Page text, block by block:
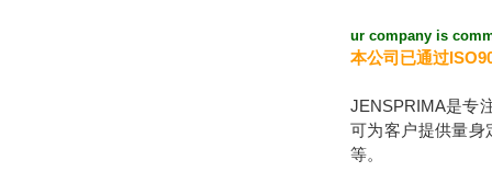
ur company is
本公司已通过
JENSPRIMA是专
可为客户提供量身
等。